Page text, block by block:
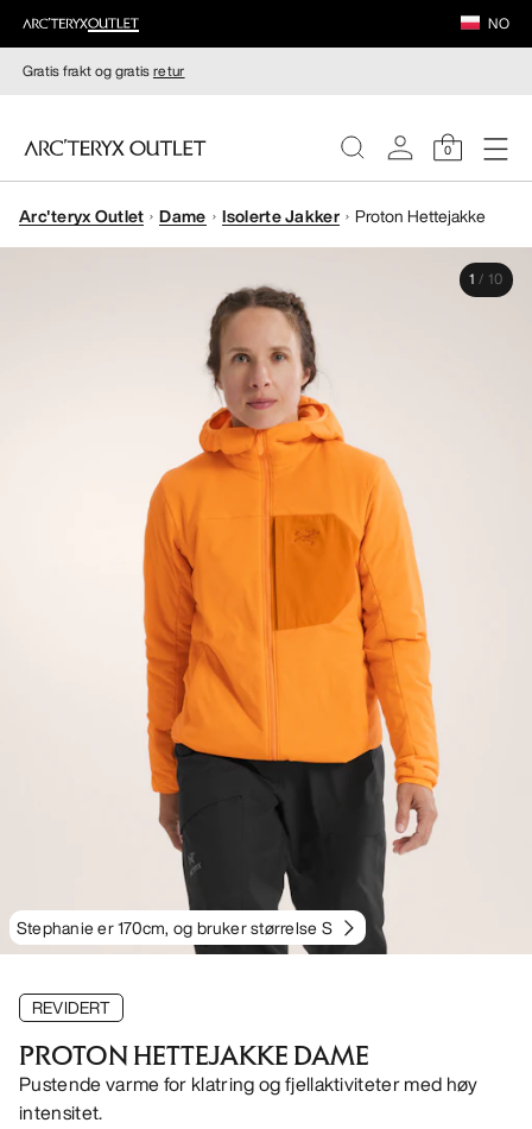
NO
Gratis frakt og gratisretur
0
DAMER
Arc'teryx Outlet Dame Isolerte Jakker Proton Hettejakke
Stephanie er 170cm, og bruker størrelse S
1 / 10
REVIDERT
PROTON HETTEJAKKE DAME
Pustende varme for klatring og fjellaktiviteter med høy
intensitet.